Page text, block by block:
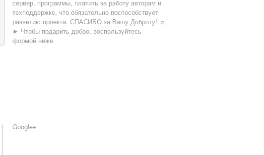
сервер, программы, платить за работу авторам и
техподдержке, что обязательно поспособствует
развитию проекта. СПАСИБО за Вашу Доброту! ☼
► Чтобы подарить добро, воспользуйтесь
формой ниже
Google+